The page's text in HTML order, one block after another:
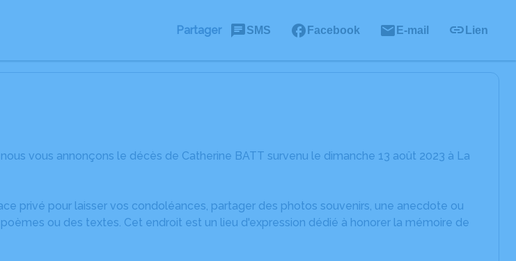
Partager SMS Facebook E-mail Lien
vous annonçons le décès de Catherine BATT survenu le dimanche 13 août 2023 à La
privé pour laisser vos condoléances, partager des photos souvenirs, une anecdote ou
ou des textes. Cet endroit est un lieu d'expression dédié à honorer la mémoire de